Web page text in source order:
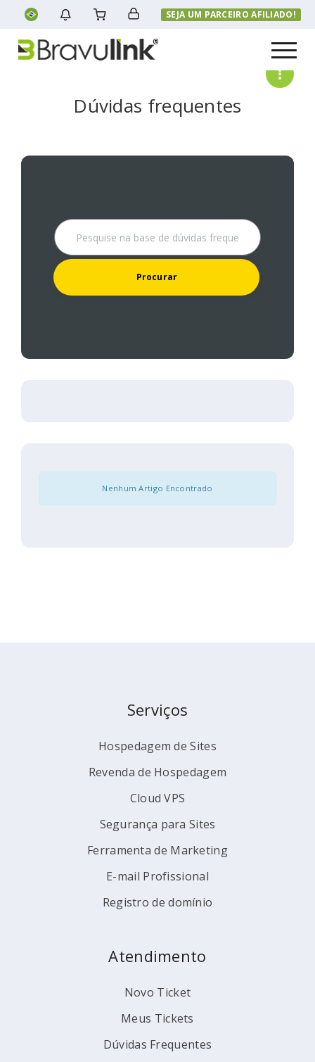
SEJA UM PARCEIRO AFILIADO!
Menu
Dúvidas frequentes
Nenhum Artigo Encontrado
Serviços
Hospedagem de Sites
Revenda de Hospedagem
Cloud VPS
Segurança para Sites
Ferramenta de Marketing
E-mail Profissional
Registro de domínio
Atendimento
Novo Ticket
Meus Tickets
Dúvidas Frequentes